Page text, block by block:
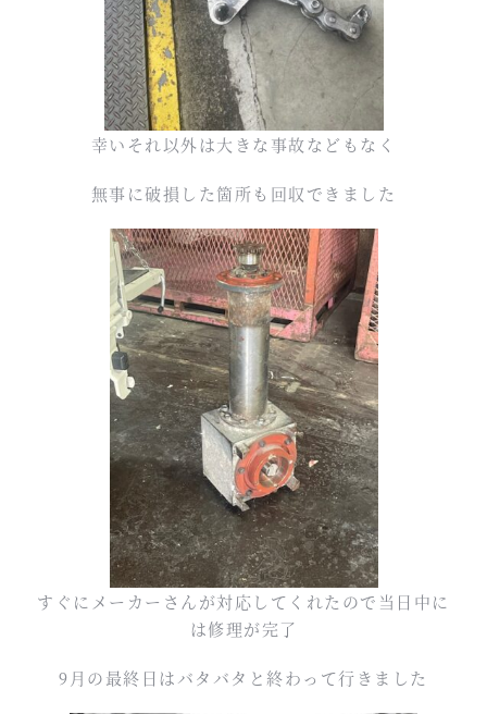
幸いそれ以外は大きな事故などもなく
無事に破損した箇所も回収できました
すぐにメーカーさんが対応してくれたので当日中に
は修理が完了
9月の最終日はバタバタと終わって行きました